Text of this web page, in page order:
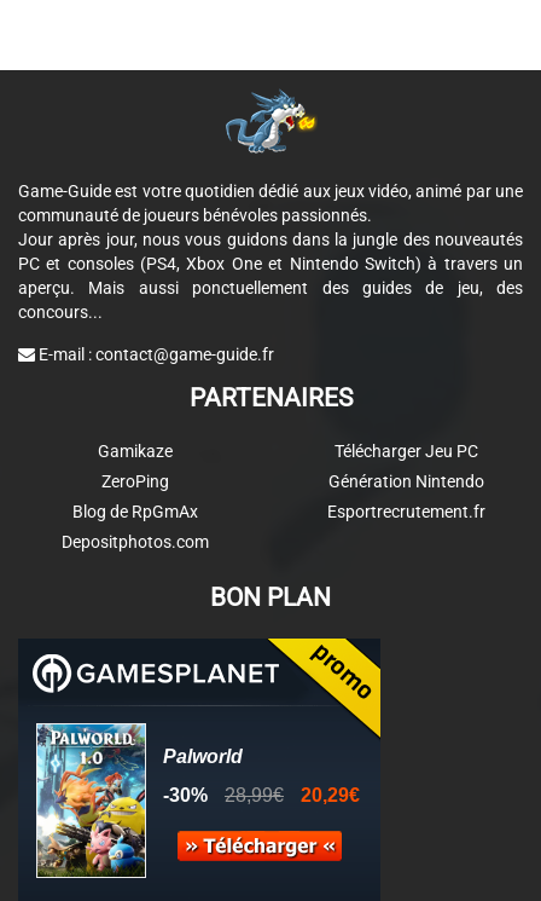
Game-Guide est votre quotidien dédié aux jeux vidéo, animé par une
communauté de joueurs bénévoles passionnés.
Jour après jour, nous vous guidons dans la jungle des nouveautés
PC et consoles (PS4, Xbox One et Nintendo Switch) à travers un
aperçu. Mais aussi ponctuellement des guides de jeu, des
concours...
E-mail :contact@game-guide.fr
PARTENAIRES
Gamikaze
ZeroPing
Blog de RpGmAx
Depositphotos.com
Télécharger Jeu PC
Génération Nintendo
Esportrecrutement.fr
BON PLAN